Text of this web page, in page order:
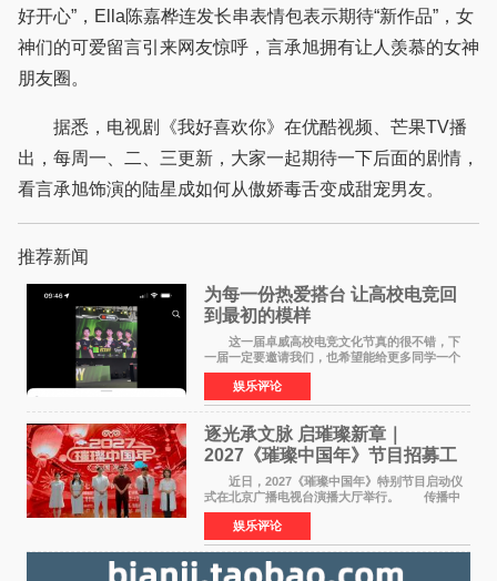
好开心”，Ella陈嘉桦连发长串表情包表示期待“新作品”，女
神们的可爱留言引来网友惊呼，言承旭拥有让人羡慕的女神
朋友圈。
据悉，电视剧《我好喜欢你》在优酷视频、芒果TV播
出，每周一、二、三更新，大家一起期待一下后面的剧情，
看言承旭饰演的陆星成如何从傲娇毒舌变成甜宠男友。
推荐新闻
为每一份热爱搭台 让高校电竞回
到最初的模样
这一届卓威高校电竞文化节真的很不错，下
一届一定要邀请我们，也希望能给更多同学一个
来到现场的机会。 2026卓威高校电竞文化节
已经落下帷幕，在活动结束后，仍有不少高校电
竞社负责人和现
娱乐评论
逐光承文脉 启璀璨新章｜
2027《璀璨中国年》节目招募工
作圆满启动
近日，2027《璀璨中国年》特别节目启动仪
式在北京广播电视台演播大厅举行。 传播中
华优秀传统文化，弘扬纯正国风艺术，打造高规
格、高质感、正能量的文艺盛典，是璀璨中国年
矢志不渝的初心
娱乐评论